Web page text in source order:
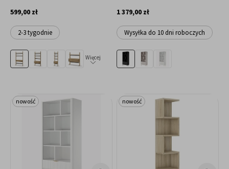
599,00 zł
2-3 tygodnie
Więcej
1 379,00 zł
Wysyłka do 10 dni roboczych
nowość nowość